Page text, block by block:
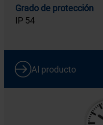
Grado de protección
IP 54
Al producto